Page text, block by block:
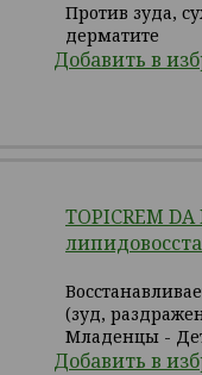
Против зуда,
дерматите
Добавить в
TOPICREM
(зуд,
Младенцы -
Добавить в